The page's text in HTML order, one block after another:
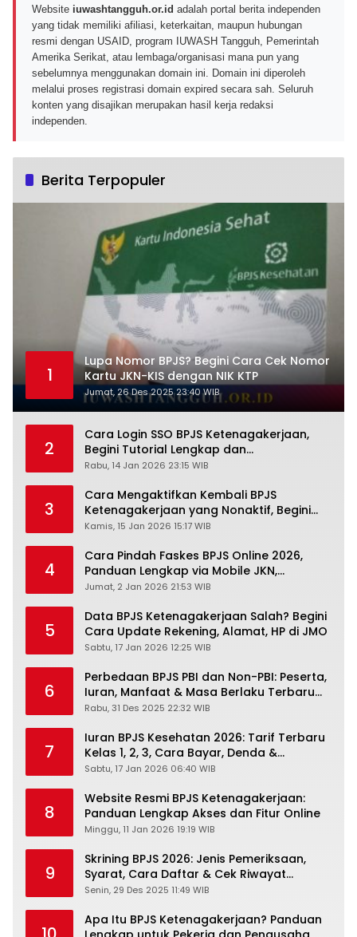
Website iuwashtangguh.or.id adalah portal berita independen
yang tidak memiliki afiliasi, keterkaitan, maupun hubungan
resmi dengan USAID, program IUWASH Tangguh, Pemerintah
Amerika Serikat, atau lembaga/organisasi mana pun yang
sebelumnya menggunakan domain ini. Domain ini diperoleh
melalui proses registrasi domain expired secara sah. Seluruh
konten yang disajikan merupakan hasil kerja redaksi
independen.
Berita Terpopuler
1
Lupa Nomor BPJS? Begini Cara Cek Nomor
Kartu JKN-KIS dengan NIK KTP
Jumat, 26 Des 2025 23:40 WIB
2
Cara Login SSO BPJS Ketenagakerjaan,
Begini Tutorial Lengkap dan
Pengertiannya
Rabu, 14 Jan 2026 23:15 WIB
3
Cara Mengaktifkan Kembali BPJS
Ketenagakerjaan yang Nonaktif, Begini
Panduan Lengkapnya
Kamis, 15 Jan 2026 15:17 WIB
4
Cara Pindah Faskes BPJS Online 2026,
Panduan Lengkap via Mobile JKN,
PANDAWA & Offiline Kantor Cabang
Jumat, 2 Jan 2026 21:53 WIB
5
Data BPJS Ketenagakerjaan Salah? Begini
Cara Update Rekening, Alamat, HP di JMO
Sabtu, 17 Jan 2026 12:25 WIB
6
Perbedaan BPJS PBI dan Non-PBI: Peserta,
Iuran, Manfaat & Masa Berlaku Terbaru
2026
Rabu, 31 Des 2025 22:32 WIB
7
Iuran BPJS Kesehatan 2026: Tarif Terbaru
Kelas 1, 2, 3, Cara Bayar, Denda &
Panduan Lengkap Peserta JKN-KIS
Sabtu, 17 Jan 2026 06:40 WIB
8
Website Resmi BPJS Ketenagakerjaan:
Panduan Lengkap Akses dan Fitur Online
Minggu, 11 Jan 2026 19:19 WIB
9
Skrining BPJS 2026: Jenis Pemeriksaan,
Syarat, Cara Daftar & Cek Riwayat
Kesehatan Gratis
Senin, 29 Des 2025 11:49 WIB
Apa Itu BPJS Ketenagakerjaan? Panduan